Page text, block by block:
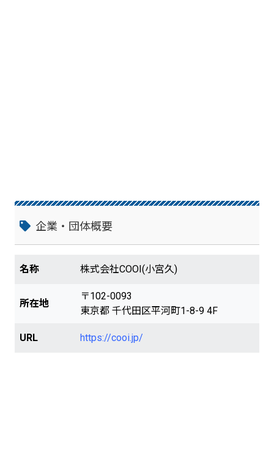
企業・団体概要
名称 株式会社COOI(小宮久)
所在地
〒102-0093
東京都 千代田区平河町1-8-9 4F
URL https://cooi.jp/